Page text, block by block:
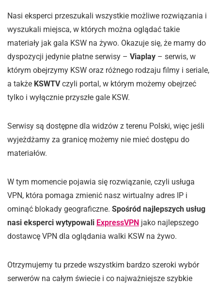
Nasi eksperci przeszukali wszystkie możliwe rozwiązania i
wyszukali miejsca, w których można oglądać takie
materiały jak gala KSW na żywo. Okazuje się, że mamy do
dyspozycji jedynie płatne serwisy – Viaplay – serwis, w
którym obejrzymy KSW oraz różnego rodzaju filmy i seriale,
a także KSWTVczyli portal, w którym możemy obejrzeć
tylko i wyłącznie przyszłe gale KSW.
Serwisy są dostępne dla widzów z terenu Polski, więc jeśli
wyjeżdżamy za granicę możemy nie mieć dostępu do
materiałów.
W tym momencie pojawia się rozwiązanie, czyli usługa
VPN, która pomaga zmienić nasz wirtualny adres IP i
ominąć blokady geograficzne. Spośród najlepszych usług
nasi eksperci wytypowali ExpressVPN jako najlepszego
dostawcę VPN dla oglądania walki KSW na żywo.
Otrzymujemy tu przede wszystkim bardzo szeroki wybór
serwerów na całym świecie i co najważniejsze szybkie